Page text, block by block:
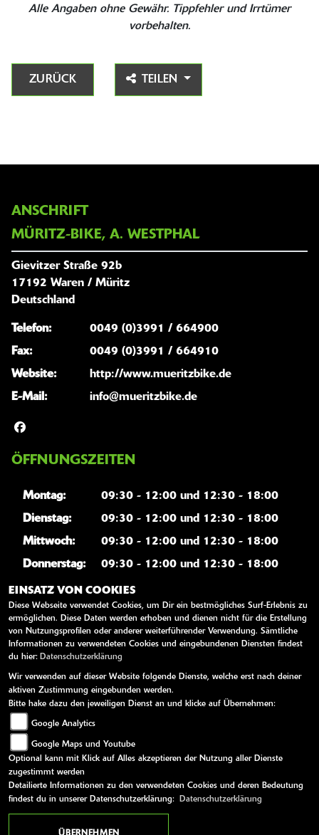
Alle Angaben ohne Gewähr. Tippfehler und Irrtümer
vorbehalten.
ZURÜCK TEILEN
ANSCHRIFT
MÜRITZ-BIKE, A. WESTPHAL
Gievitzer Straße 92b
17192 Waren / Müritz
Deutschland
Telefon:
0049 (0)3991 / 664900
Fax:
0049 (0)3991 / 664910
Website:
http://www.mueritzbike.de
E-Mail:
info@mueritzbike.de
ÖFFNUNGSZEITEN
Montag:
09:30 - 12:00 und 12:30 - 18:00
Dienstag:
09:30 - 12:00 und 12:30 - 18:00
Mittwoch:
09:30 - 12:00 und 12:30 - 18:00
Donnerstag:
09:30 - 12:00 und 12:30 - 18:00
Freitag:
09:30 - 12:00 und 12:30 - 18:00
Samstag:
09:30 - 12:00
Sonntag:
geschlossen
WEITERE LINKS
Kawasaki News
Kawasaki Handbücher
Kawasaki Bekleidung
Kawasaki Merchandise
AGB Impressum Datenschutz Disclaimer
EINSATZ VON COOKIES
Diese Webseite verwendet Cookies, um Dir ein bestmögliches Surf-Erlebnis zu
ermöglichen. Diese Daten werden erhoben und dienen nicht für die Erstellung
von Nutzungsprofilen oder anderer weiterführender Verwendung. Sämtliche
Informationen zu verwendeten Cookies und eingebundenen Diensten findest
du hier: Datenschutzerklärung
Wir verwenden auf dieser Website folgende Dienste, welche erst nach deiner
aktiven Zustimmung eingebunden werden.
Bitte hake dazu den jeweiligen Dienst an und klicke auf Übernehmen:
Google Analytics
Google Maps und Youtube
Optional kann mit Klick auf Alles akzeptieren der Nutzung aller Dienste
zugestimmt werden
Detailierte Informationen zu den verwendeten Cookies und deren Bedeutung
findest du in unserer Datenschutzerklärung:
Datenschutzerklärung